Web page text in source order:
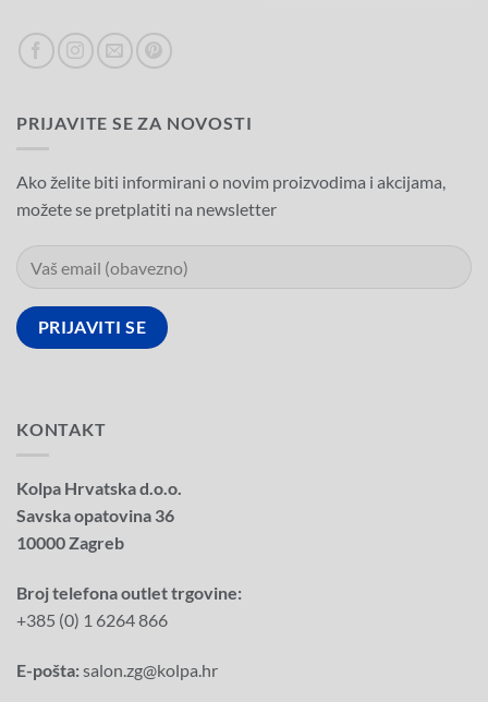
PRIJAVITE SE ZA NOVOSTI
Ako želite biti informirani o novim proizvodima i akcijama,
možete se pretplatiti na newsletter
KONTAKT
Kolpa Hrvatska d.o.o.
Savska opatovina 36
10000 Zagreb
Broj telefona outlet trgovine:
+385 (0) 1 6264 866
E-pošta:salon.zg@kolpa.hr